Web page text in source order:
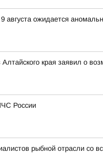
августа ожидается
края заявил о
России
рыбной отрасли со